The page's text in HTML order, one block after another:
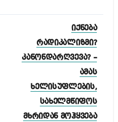
იქნება
რადიკალიზმი?
კანონდარღვევა? –
ამას
ხელისუფლების,
სახელმწიფოს
მხრიდან მოჰყვება